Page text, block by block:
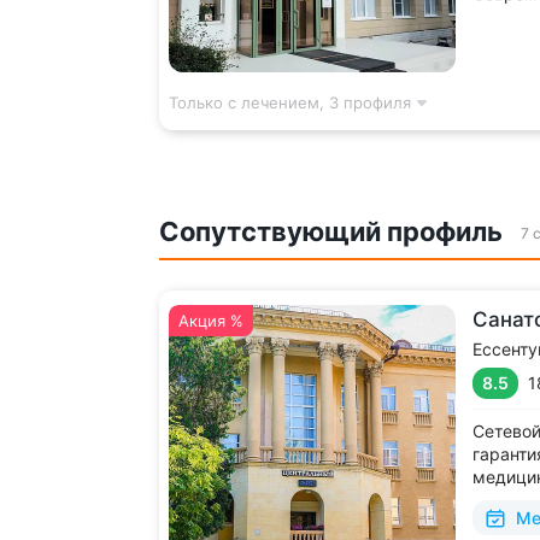
Только с лечением, 3 профиля
Сопутствующий профиль 7
Акция %
8.5